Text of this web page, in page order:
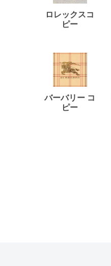
ロレックスコ
ピー
バーバリー コ
ピー